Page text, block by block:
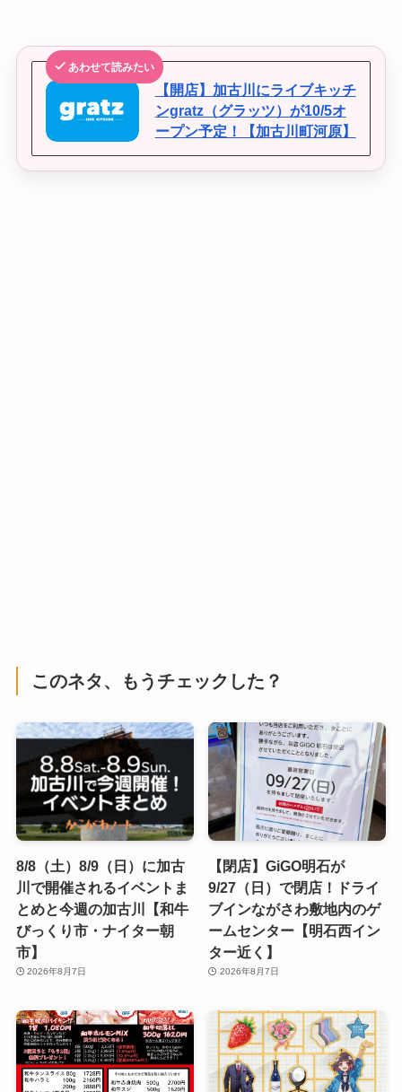
あわせて読みたい
【開店】加古川にライブキッチ
ンgratz（グラッツ）が10/5オ
ープン予定！【加古川町河原】
このネタ、もうチェックした？
8/8（土）8/9（日）に加古
川で開催されるイベントま
とめと今週の加古川【和牛
びっくり市・ナイター朝
市】
2026年8月7日
【閉店】GiGO明石が
9/27（日）で閉店！ドライ
ブインながさわ敷地内のゲ
ームセンター【明石西イン
ター近く】
2026年8月7日